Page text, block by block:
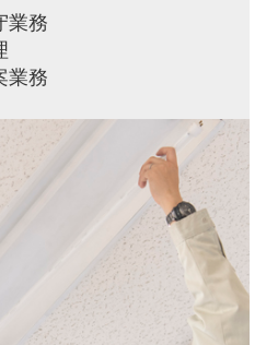
業務
業務